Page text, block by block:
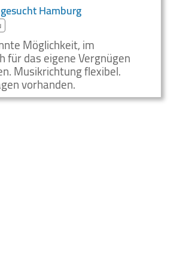
Hamburg
Möglichkeit, im
für das eigene Vergnügen
Musikrichtung flexibel.
vorhanden.